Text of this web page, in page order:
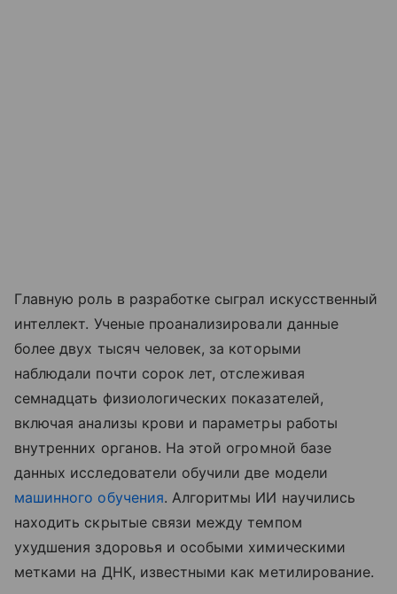
Главную роль в разработке сыграл искусственный
интеллект. Ученые проанализировали данные
более двух тысяч человек, за которыми
наблюдали почти сорок лет, отслеживая
семнадцать физиологических показателей,
включая анализы крови и параметры работы
внутренних органов. На этой огромной базе
данных исследователи обучили две модели
машинного обучения. Алгоритмы ИИ научились
находить скрытые связи между темпом
ухудшения здоровья и особыми химическими
метками на ДНК, известными как метилирование.